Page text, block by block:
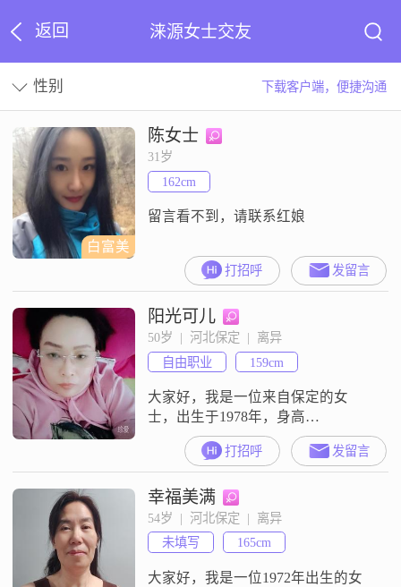
返回 涞源女士交友
性别 下载客户端，便捷沟通
白富美
陈女士
31岁
162cm
留言看不到，请联系红娘
打招呼 发留言
阳光可儿
50岁  |  河北保定  |  离异
自由职业
159cm
大家好，我是一位来自保定的女
士，出生于1978年，身高
159cm##3002##我的收入在3000元以
下，目前从事一份稳定的工作
##3002##虽然我的学历是高中及以
下，但我相信一个人的品质和能力
并不完全取决于学历##3002##我性
格善解人意，富有同理心，总是能
站在别人的角度考虑问题##3002##
我对待感情真诚可靠
打招呼 发留言
幸福美满
54岁  |  河北保定  |  离异
未填写
165cm
大家好，我是一位1972年出生的女